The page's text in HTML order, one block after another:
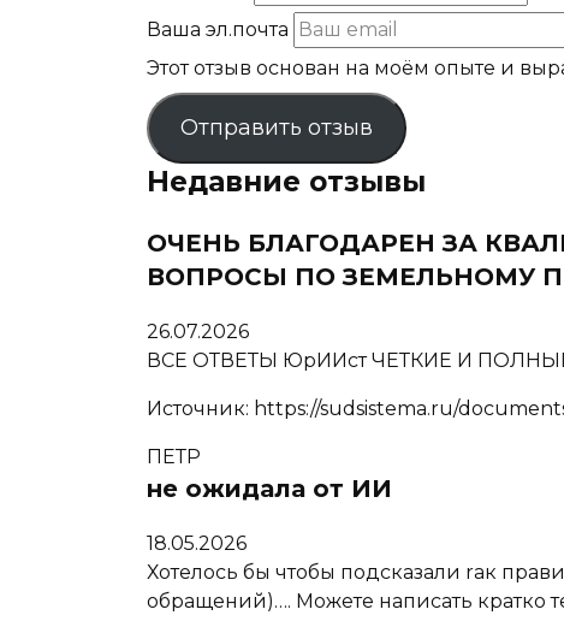
Ваша эл.почта
Этот отзыв основан на моём опыте и
Отправить отзыв
Недавние отзывы
ОЧЕНЬ БЛАГОДАРЕН ЗА
ВОПРОСЫ ПО ЗЕМЕЛЬНОМУ
26.07.2026
ВСЕ ОТВЕТЫ ЮрИИст ЧЕТКИЕ И
Источник: https://sudsistema.ru/
ПЕТР
не ожидала от ИИ
18.05.2026
Хотелось бы чтобы подсказали rак
обращений)…. Можете написать кратко